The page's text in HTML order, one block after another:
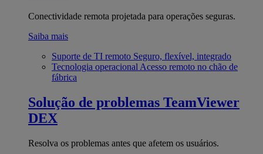
Conectividade remota projetada para operações seguras.
Saiba mais
Suporte de TI remoto Seguro, flexível, integrado
Tecnologia operacional Acesso remoto no chão de
fábrica
Solução de problemas TeamViewer
DEX
Resolva os problemas antes que afetem os usuários.